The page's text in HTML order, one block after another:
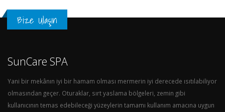
Bize Ulaşın
SunCare SPA
Yani bir mekânın iyi bir hamam olması mermerin iyi derecede ısıtılabiliyor
olmasından geçer. Oturaklar, sırt yaslama bölgeleri, zemin gibi
kullanıcının temas edebileceği yüzeylerin tamamı kullanım amacına uygun